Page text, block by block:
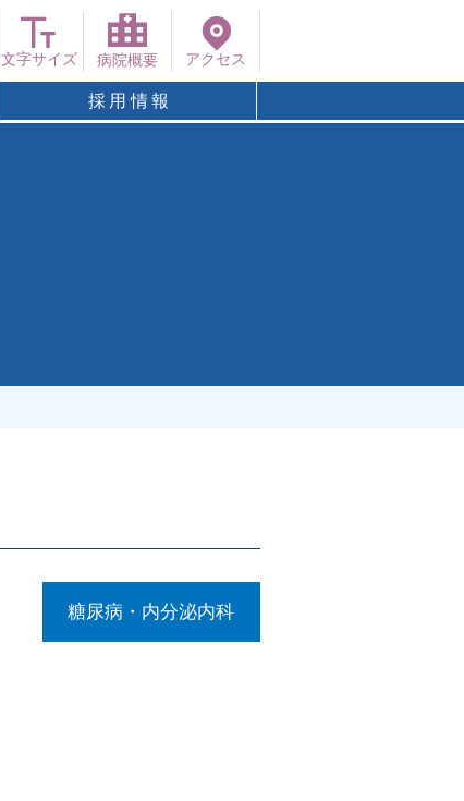
文字サイズ 病院概要 アクセス
採用情報
糖尿病・内分泌内科